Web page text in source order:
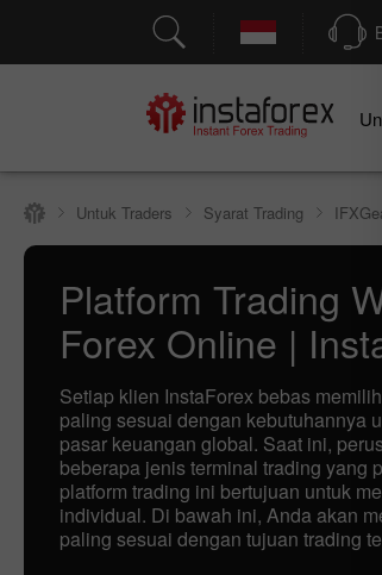
Untuk Traders Syarat Trading
Platform Trading
Forex Online |
Setiap klien InstaForex bebas
paling sesuai dengan kebutuhannya
pasar keuangan global. Saat ini,
beberapa jenis terminal trading yang
platform trading ini bertujuan untuk
individual. Di bawah ini, Anda akan
paling sesuai dengan tujuan trading